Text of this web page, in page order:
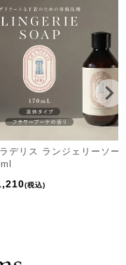
デリス ランジェリーソー
税込